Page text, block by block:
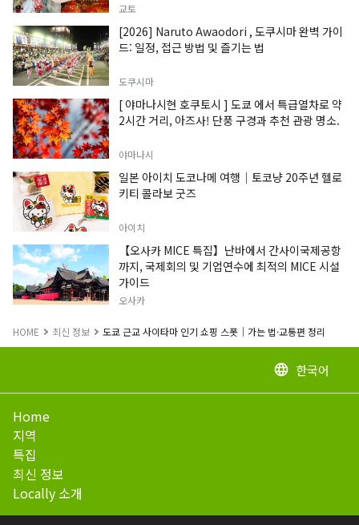
교토
[2026] Naruto Awaodori , 도쿠시마 완벽 가이
드: 일정, 접근 방법 및 즐기는 법
도쿠시마
[ 야마나시현 호쿠토시 ] 도쿄 에서 특급열차로 약
2시간 거리, 아즈사! 단풍 구경과 추천 관광 명소.
야마나시
일본 아이치 도코나메 여행｜토코냥 20주년 헬로
키티 콜라보 굿즈
아이치
【오사카 MICE 특집】난바에서 간사이국제공항
까지, 국제회의 및 기업연수에 최적의 MICE 시설
가이드
오사카
HOME 최신 정보 도쿄 근교 사이타마 인기 쇼핑 스폿｜가는 법·교통편 정리
language 한국어
Home
지역
특집
최신 정보
Locally 소개